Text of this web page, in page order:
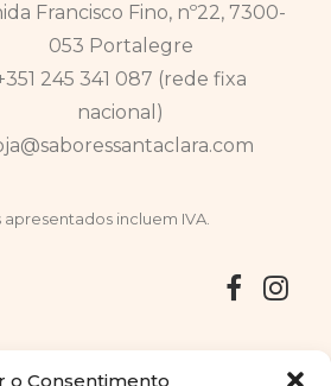
o Consentimento
Francisco Fino, nº22, 7300-
053 Portalegre
245 341 087 (rede fixa
nacional)
apresentados incluem IVA.